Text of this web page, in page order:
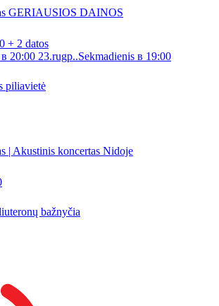
GERIAUSIOS DAINOS
+ 2 datos
20:00 23.rugp..Sekmadienis в 19:00
piliavietė
| Akustinis koncertas Nidoje
bažnyčia